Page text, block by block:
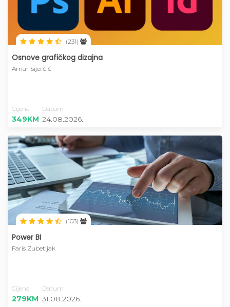
(231)
Osnove grafičkog dizajna
Amar Sijerčić
Cijena Datum
349KM 24.08.2026.
(103)
Power BI
Faris Zubetljak
Cijena Datum
279KM 31.08.2026.